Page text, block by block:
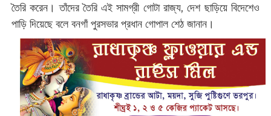
তৈরি করেন। তাঁদের তৈরি এই সামগ্রী গোটা রাজ্য, দেশ ছাড়িয়ে বিদেশেও
পাড়ি দিয়েছে বলে বনগাঁ পুরসভার প্রধান গোপাল শেঠ জানান।